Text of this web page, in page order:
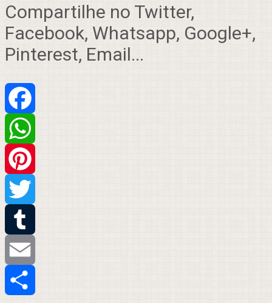
Compartilhe no Twitter,
Facebook, Whatsapp, Google+,
Pinterest, Email...
Facebook
WhatsApp
Pinterest
Twitter
Tumblr
Email